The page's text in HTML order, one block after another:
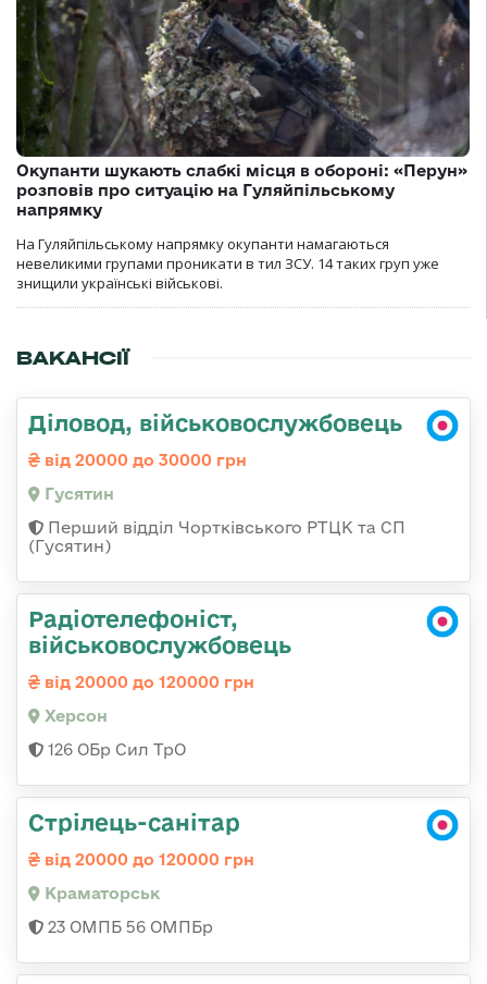
Окупанти шукають слабкі місця в обороні: «Перун»
розповів про ситуацію на Гуляйпільському
напрямку
На Гуляйпільському напрямку окупанти намагаються
невеликими групами проникати в тил ЗСУ. 14 таких груп уже
знищили українські військові.
ВАКАНСІЇ
Діловод, військовослужбовець
від 20000 до 30000 грн
Гусятин
Перший відділ Чортківського РТЦК та СП
(Гусятин)
Радіотелефоніст,
військовослужбовець
від 20000 до 120000 грн
Херсон
126 ОБр Сил ТрО
Стрілець-санітар
від 20000 до 120000 грн
Краматорськ
23 ОМПБ 56 ОМПБр